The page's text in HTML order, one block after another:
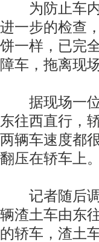
为防止车内
进一步的检查
饼一样，已完
障车，拖离现
据现场一位
东往西直行，
两辆车速度都
翻压在轿车上。
记者随后调
辆渣土车由东
的轿车，渣土